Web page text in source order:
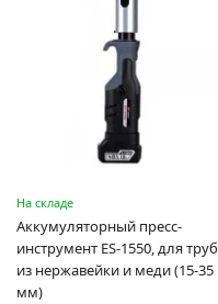
На складе
Аккумуляторный пресс-
инструмент ES-1550, для труб
из нержавейки и меди (15-35
мм)